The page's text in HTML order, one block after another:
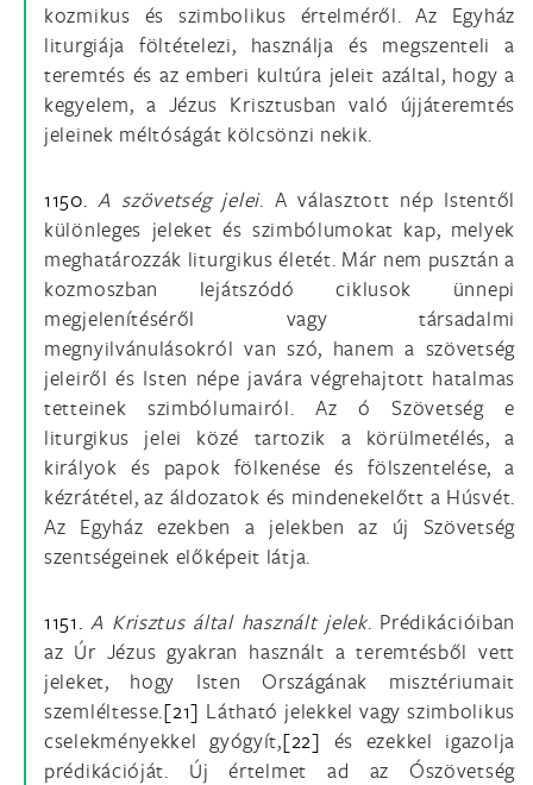
kozmikus és szimbolikus értelméről. Az Egyház
liturgiája föltételezi, használja és megszenteli a
teremtés és az emberi kultúra jeleit azáltal, hogy a
kegyelem, a Jézus Krisztusban való újjáteremtés
jeleinek méltóságát kölcsönzi nekik.
1150.A szövetség jelei. A választott nép Istentől
különleges jeleket és szimbólumokat kap, melyek
meghatározzák liturgikus életét. Már nem pusztán a
kozmoszban lejátszódó ciklusok ünnepi
megjelenítéséről vagy társadalmi
megnyilvánulásokról van szó, hanem a szövetség
jeleiről és Isten népe javára végrehajtott hatalmas
tetteinek szimbólumairól. Az ó Szövetség e
liturgikus jelei közé tartozik a körülmetélés, a
királyok és papok fölkenése és fölszentelése, a
kézrátétel, az áldozatok és mindenekelőtt a Húsvét.
Az Egyház ezekben a jelekben az új Szövetség
szentségeinek előképeit látja.
1151.A Krisztus által használt jelek. Prédikációiban
az Úr Jézus gyakran használt a teremtésből vett
jeleket, hogy Isten Országának misztériumait
szemléltesse.[21] Látható jelekkel vagy szimbolikus
cselekményekkel gyógyít,[22] és ezekkel igazolja
prédikációját. Új értelmet ad az Ószövetség